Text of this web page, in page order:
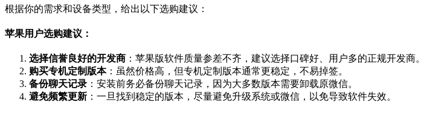
根据你的需求和设备类型，给出以下选购建议：
苹果用户选购建议：
选择信誉良好的开发商 ：苹果版软件质量参差不齐，建议选择口碑好、用户多的正规开发商。
购买专机定制版本：虽然价格高，但专机定制版本通常更稳定，不易掉签。
备份聊天记录 ：安装前务必备份聊天记录，因为大多数版本需要卸载原微信。
避免频繁更新 ：一旦找到稳定的版本，尽量避免升级系统或微信，以免导致软件失效。